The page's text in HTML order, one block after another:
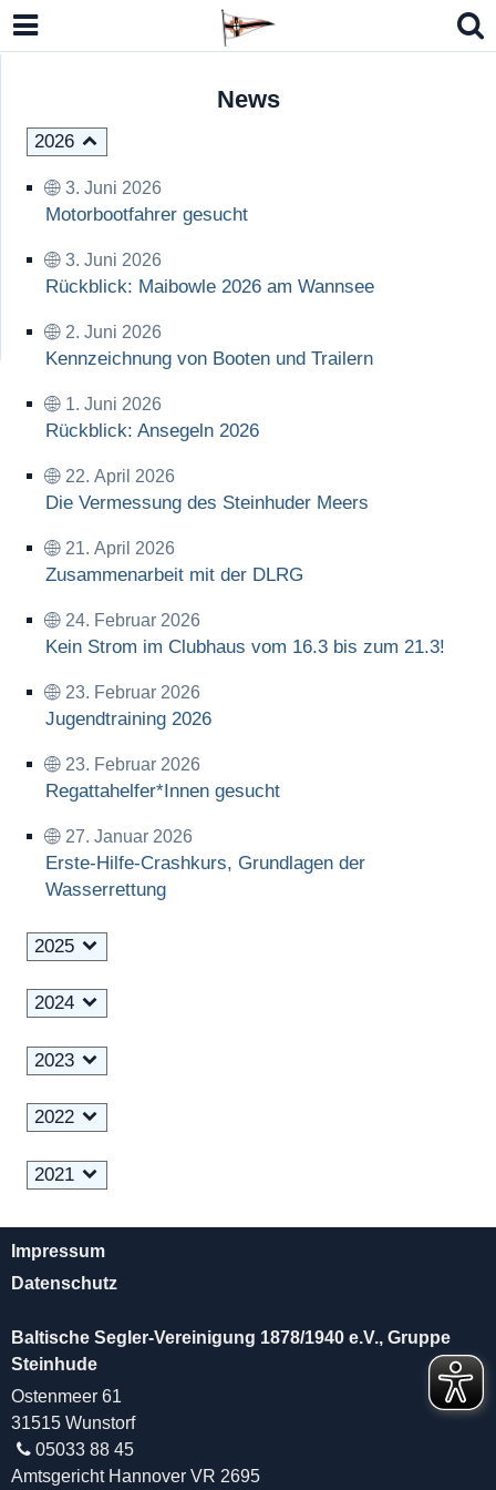
Kielzugvogel (LM-N)
7 / RS Aero 6
Masters Europe 2026
News
2026
3. Juni 2026
Motorbootfahrer gesucht
3. Juni 2026
Rückblick: Maibowle 2026 am Wannsee
2. Juni 2026
Kennzeichnung von Booten und Trailern
1. Juni 2026
Rückblick: Ansegeln 2026
22. April 2026
Die Vermessung des Steinhuder Meers
21. April 2026
Zusammenarbeit mit der DLRG
24. Februar 2026
Kein Strom im Clubhaus vom 16.3 bis zum 21.3!
23. Februar 2026
Jugendtraining 2026
23. Februar 2026
Regattahelfer*Innen gesucht
27. Januar 2026
Erste-Hilfe-Crashkurs, Grundlagen der
Wasserrettung
2025
2024
2023
2022
2021
Impressum
Datenschutz
Baltische Segler-Vereinigung 1878/1940 e.V., Gruppe
Steinhude
Ostenmeer 61
31515 Wunstorf
05033 88 45
Amtsgericht Hannover VR 2695